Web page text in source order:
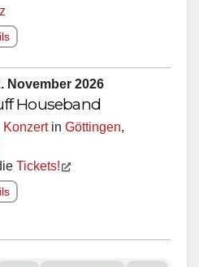
November 2026
Houseband
Konzertin Göttingen,
Tickets!